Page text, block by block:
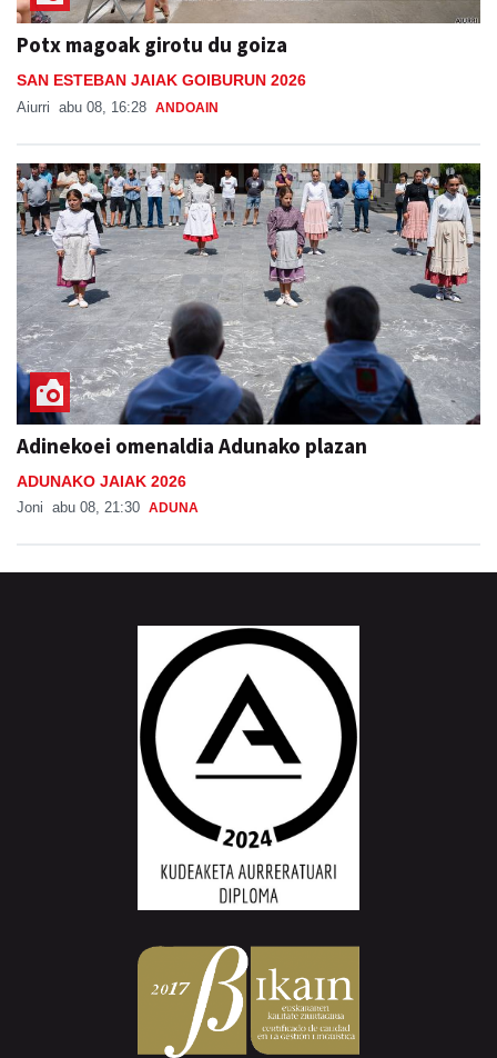
Potx magoak girotu du goiza
SAN ESTEBAN JAIAK GOIBURUN 2026
Aiurri abu 08, 16:28 ANDOAIN
Adinekoei omenaldia Adunako plazan
ADUNAKO JAIAK 2026
Joni abu 08, 21:30 ADUNA